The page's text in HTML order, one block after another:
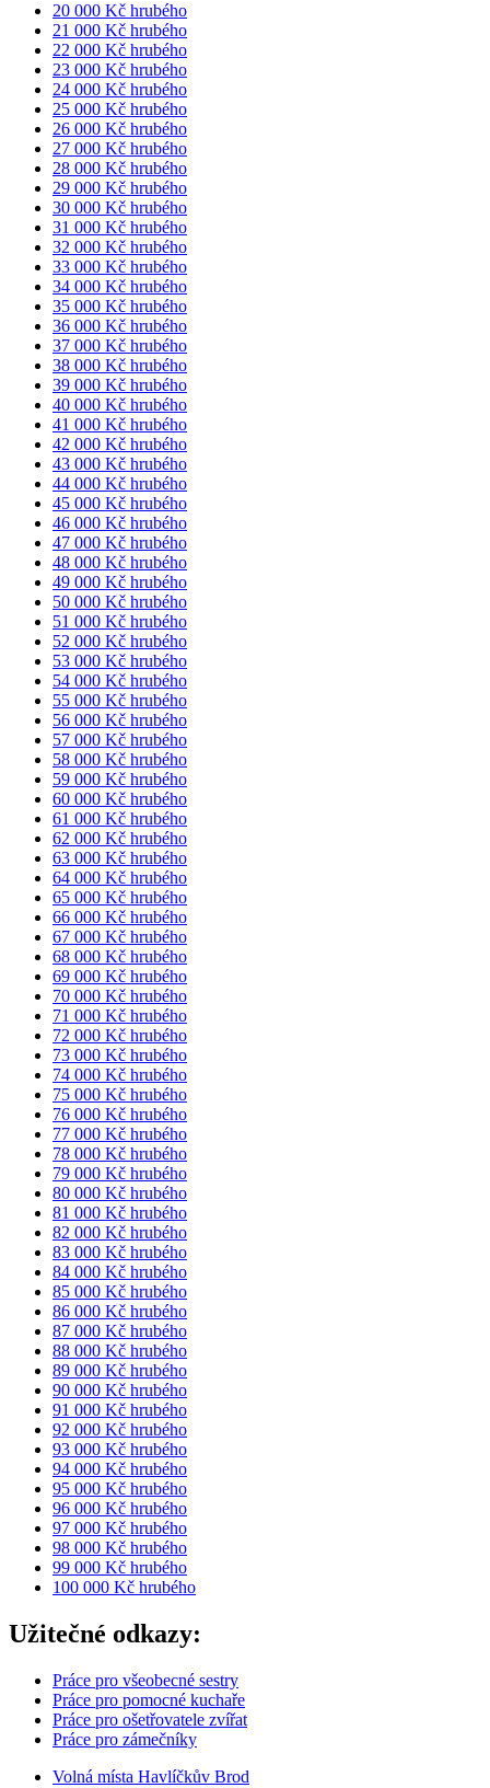
20 000 Kč hrubého
21 000 Kč hrubého
22 000 Kč hrubého
23 000 Kč hrubého
24 000 Kč hrubého
25 000 Kč hrubého
26 000 Kč hrubého
27 000 Kč hrubého
28 000 Kč hrubého
29 000 Kč hrubého
30 000 Kč hrubého
31 000 Kč hrubého
32 000 Kč hrubého
33 000 Kč hrubého
34 000 Kč hrubého
35 000 Kč hrubého
36 000 Kč hrubého
37 000 Kč hrubého
38 000 Kč hrubého
39 000 Kč hrubého
40 000 Kč hrubého
41 000 Kč hrubého
42 000 Kč hrubého
43 000 Kč hrubého
44 000 Kč hrubého
45 000 Kč hrubého
46 000 Kč hrubého
47 000 Kč hrubého
48 000 Kč hrubého
49 000 Kč hrubého
50 000 Kč hrubého
51 000 Kč hrubého
52 000 Kč hrubého
53 000 Kč hrubého
54 000 Kč hrubého
55 000 Kč hrubého
56 000 Kč hrubého
57 000 Kč hrubého
58 000 Kč hrubého
59 000 Kč hrubého
60 000 Kč hrubého
61 000 Kč hrubého
62 000 Kč hrubého
63 000 Kč hrubého
64 000 Kč hrubého
65 000 Kč hrubého
66 000 Kč hrubého
67 000 Kč hrubého
68 000 Kč hrubého
69 000 Kč hrubého
70 000 Kč hrubého
71 000 Kč hrubého
72 000 Kč hrubého
73 000 Kč hrubého
74 000 Kč hrubého
75 000 Kč hrubého
76 000 Kč hrubého
77 000 Kč hrubého
78 000 Kč hrubého
79 000 Kč hrubého
80 000 Kč hrubého
81 000 Kč hrubého
82 000 Kč hrubého
83 000 Kč hrubého
84 000 Kč hrubého
85 000 Kč hrubého
86 000 Kč hrubého
87 000 Kč hrubého
88 000 Kč hrubého
89 000 Kč hrubého
90 000 Kč hrubého
91 000 Kč hrubého
92 000 Kč hrubého
93 000 Kč hrubého
94 000 Kč hrubého
95 000 Kč hrubého
96 000 Kč hrubého
97 000 Kč hrubého
98 000 Kč hrubého
99 000 Kč hrubého
100 000 Kč hrubého
Užitečné odkazy:
Práce pro všeobecné sestry
Práce pro pomocné kuchaře
Práce pro ošetřovatele zvířat
Práce pro zámečníky
Volná místa Havlíčkův Brod